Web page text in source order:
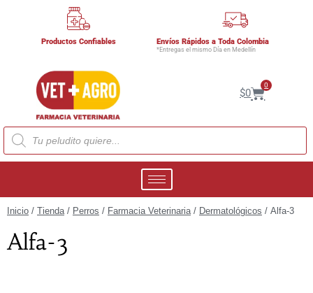
Productos Confiables Envíos Rápidos a Toda Colombia
*Entregas el mismo Día en Medellín
$0
0
Inicio / Tienda/ Perros / Farmacia Veterinaria/ Dermatológicos / Alfa-3
Alfa-3